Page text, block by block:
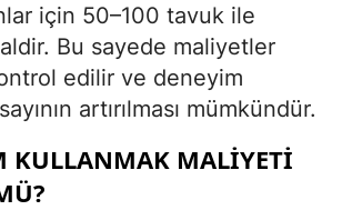
için 50–100 tavuk ile
Bu sayede maliyetler
edilir ve deneyim
artırılması mümkündür.
KULLANMAK MALIYETI